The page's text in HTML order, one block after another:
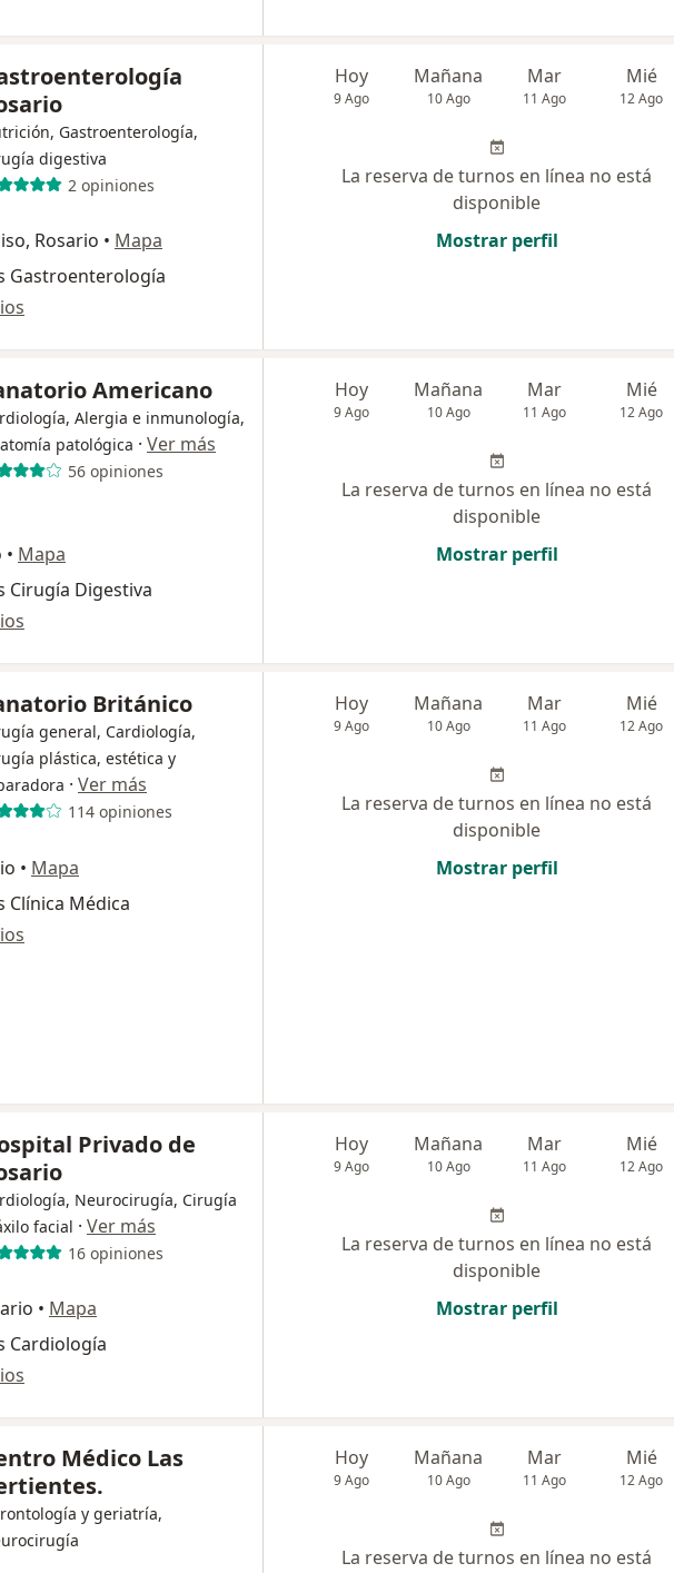
Gastroenterología,
digestiva
2 opiniones
Rosario • Mapa
Gastroenterología
Hoy
9 Ago
Mañana
10 Ago
Mar
11 Ago
Mié
12 Ago
La reserva de turnos en línea no está
disponible
Mostrar perfil
Americano
Alergia e inmunología,
patológica · Ver más
56 opiniones
• Mapa
Cirugía Digestiva
Hoy
9 Ago
Mañana
10 Ago
Mar
11 Ago
Mié
12 Ago
La reserva de turnos en línea no está
disponible
Mostrar perfil
Británico
general, Cardiología,
plástica, estética y
· Ver más
114 opiniones
• Mapa
Clínica Médica
Hoy
9 Ago
Mañana
10 Ago
Mar
11 Ago
Mié
12 Ago
La reserva de turnos en línea no está
disponible
Mostrar perfil
Privado de
Neurocirugía, Cirugía
facial · Ver más
16 opiniones
• Mapa
Cardiología
Hoy
9 Ago
Mañana
10 Ago
Mar
11 Ago
Mié
12 Ago
La reserva de turnos en línea no está
disponible
Mostrar perfil
Médico Las
y geriatría,
Hoy
9 Ago
Mañana
10 Ago
Mar
11 Ago
Mié
12 Ago
La reserva de turnos en línea no está